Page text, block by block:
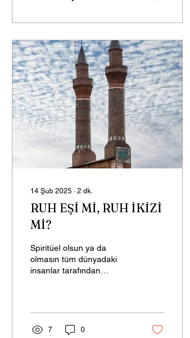
14 Şub 2025 ∙ 2 dk.
RUH EŞİ Mİ, RUH İKİZİ
Mİ?
Spiritüel olsun ya da
olmasın tüm dünyadaki
insanlar tarafından
7 0